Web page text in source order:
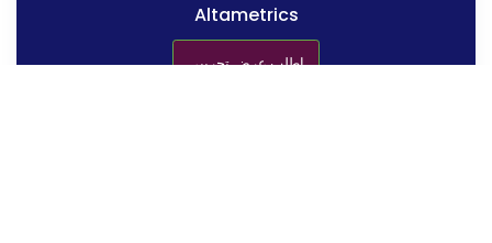
Altametrics
اطلب عرض تجريبي